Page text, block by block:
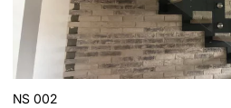
NS 002